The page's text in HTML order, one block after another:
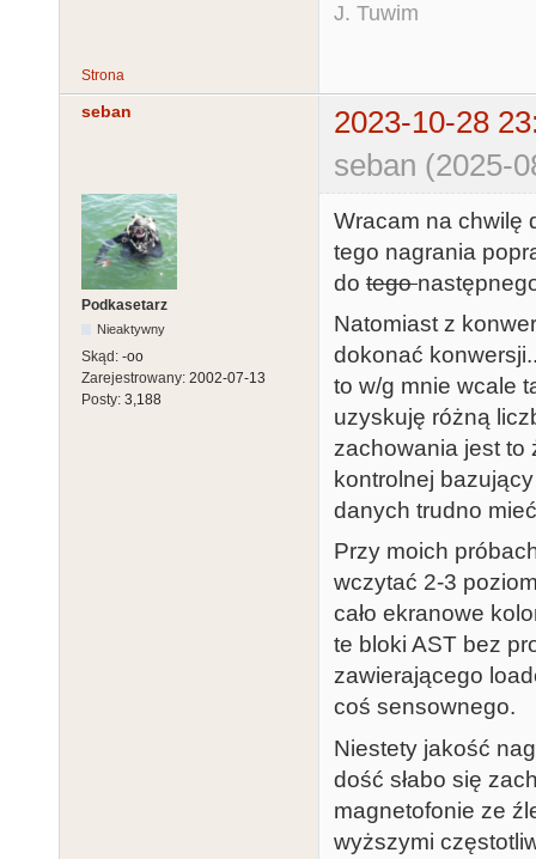
J. Tuwim
Strona
seban
2023-10-28
seban (2025-
Podkasetarz
Nieaktywny
Skąd: -oo
Zarejestrowany: 2002-07-13
Posty: 3,188
Wracam na chwilę
tego nagrania
do tego
Natomiast z
dokonać
to w/g mnie wcale
uzyskuję różną
zachowania jest to
kontrolnej
danych trudno
Przy moich
wczytać 2-3
cało ekranowe
te bloki AST bez
zawierającego
coś sensownego.
Niestety jakość
dość słabo się
magnetofonie ze
wyższymi